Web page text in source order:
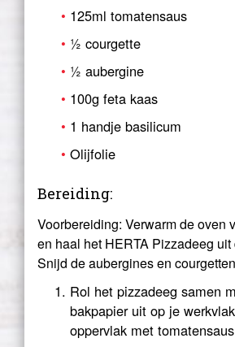
125ml tomatensaus
½ courgette
½ aubergine
100g feta kaas
1 handje basilicum
Olijfolie
Bereiding:
Voorbereiding: Verwarm de oven
en haal het HERTA Pizzadeeg uit
Snijd de aubergines en
Rol het pizzadeeg samen
bakpapier uit op je
oppervlak met